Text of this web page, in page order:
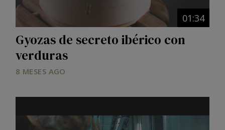
01:34
Gyozas de secreto ibérico con
verduras
8 MESES AGO